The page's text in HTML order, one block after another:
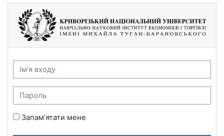
Перейти до головного вмісту
Навчально-науковий інститут
Ім’я входу
Пароль
Запам’ятати мене